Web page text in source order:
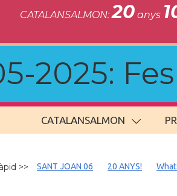
CATALANSALMON:20 anys
2025:
CATALANSALMON
>> SANT JOAN 06 20 ANYS!